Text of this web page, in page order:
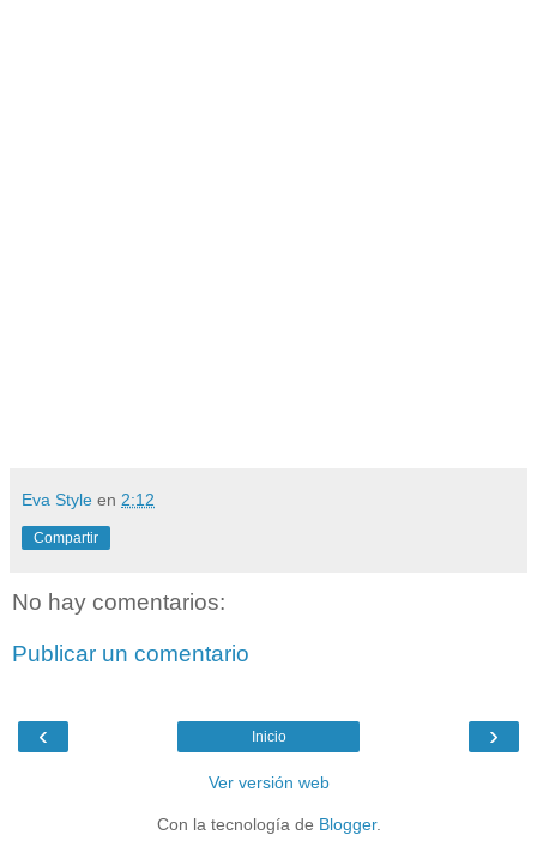
Eva Style en 2:12
Compartir
No hay comentarios:
Publicar un comentario
‹ ›
Inicio
Ver versión web
Con la tecnología de Blogger.